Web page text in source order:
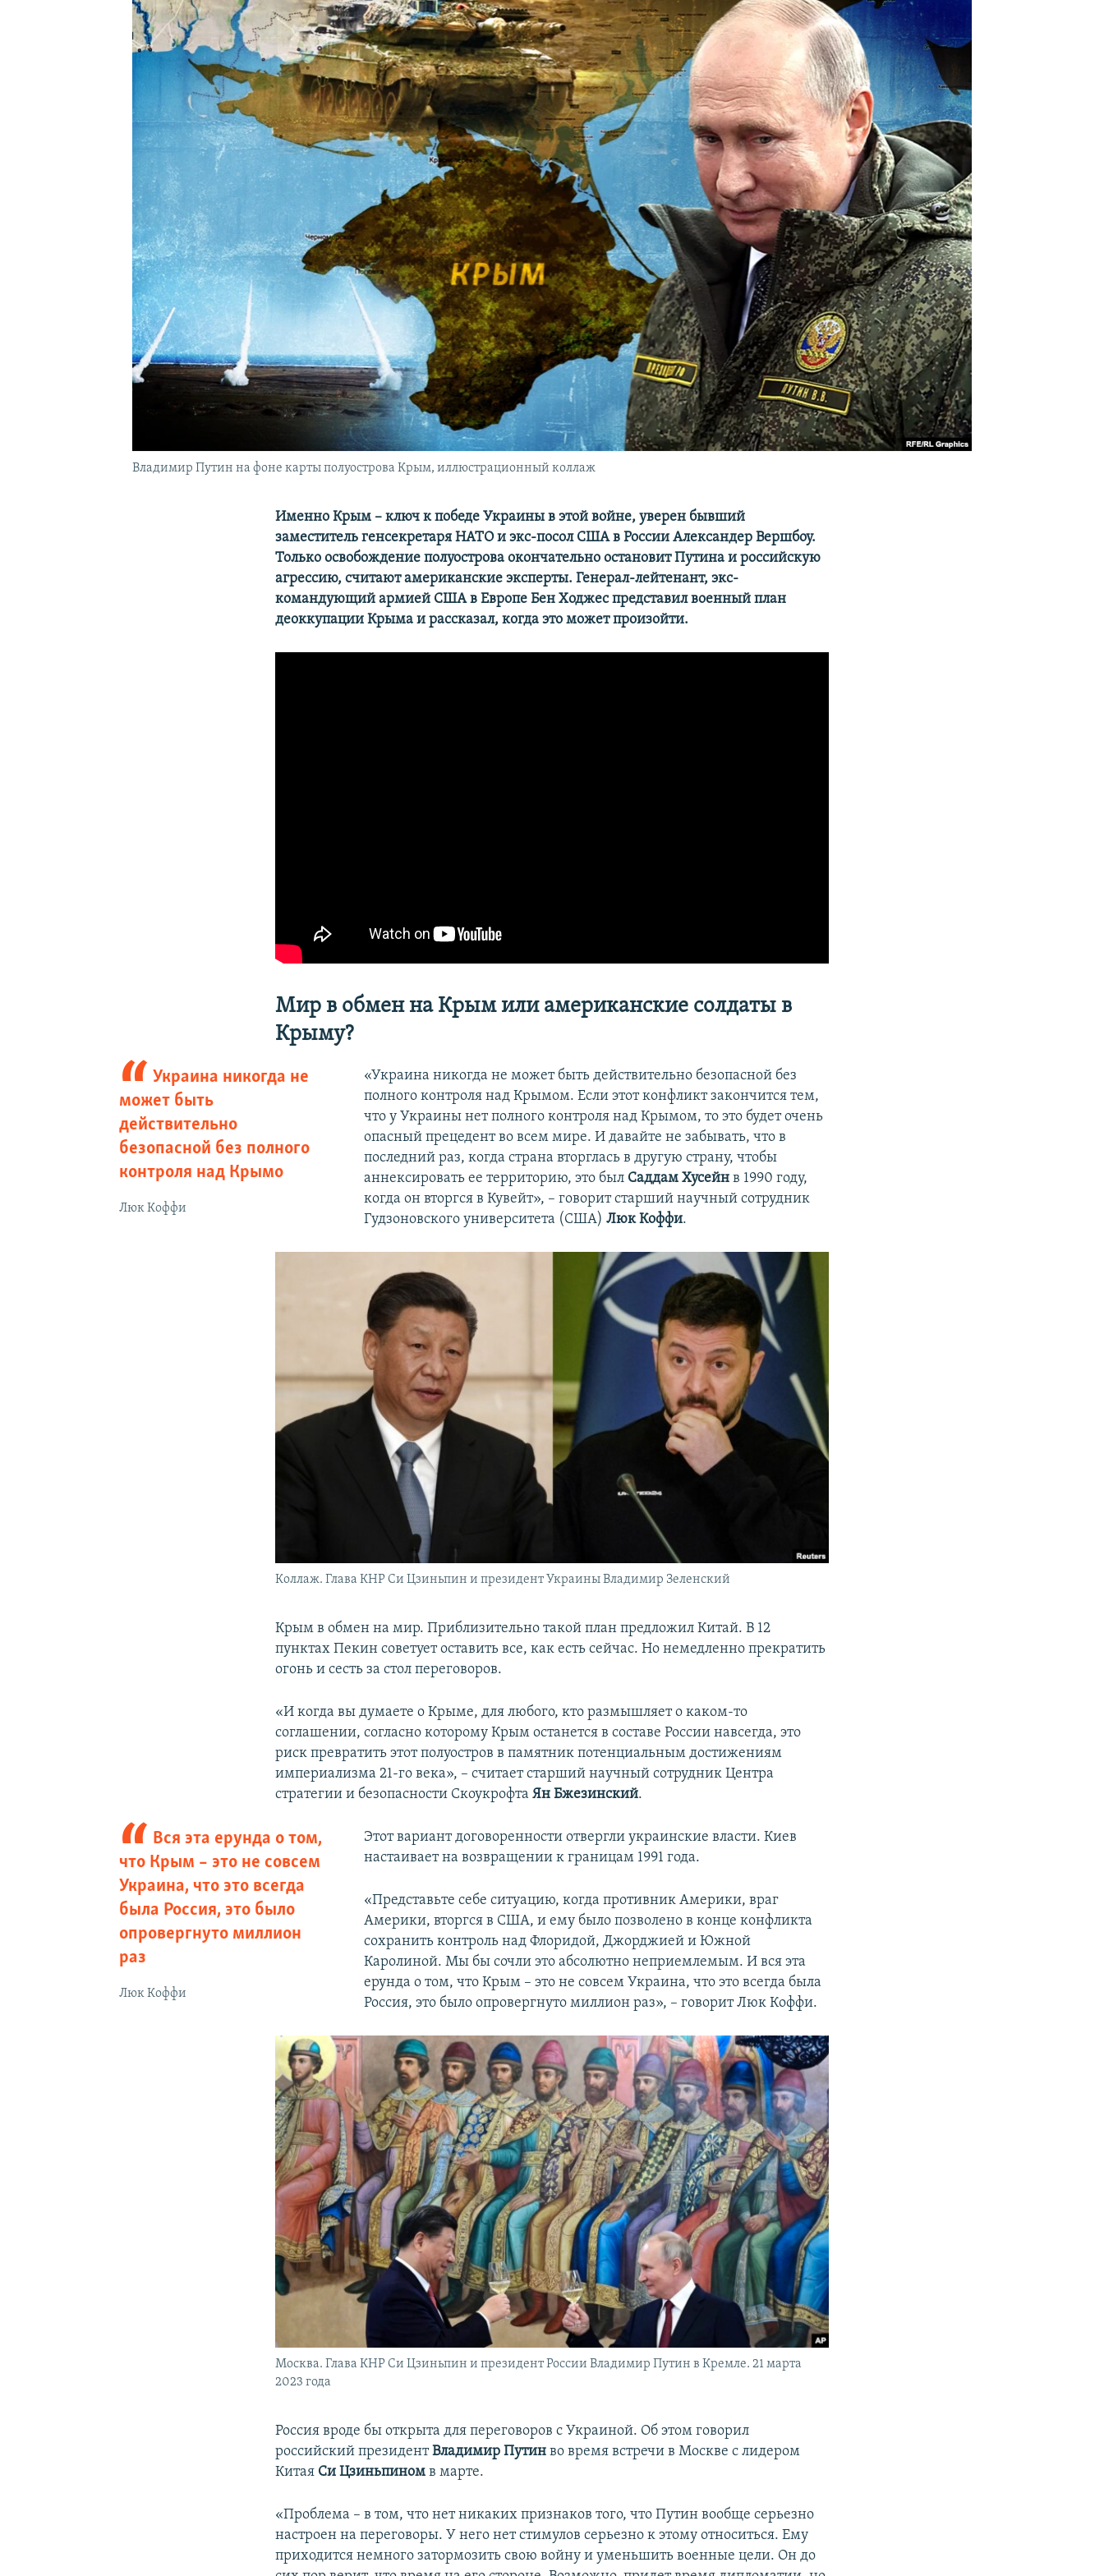
КРЫМ.НЕПОКОРЕННЫЙ
Владимир Путин на фоне карты полуострова Крым, иллюстрационный коллаж
Именно Крым – ключ к победе Украины в этой войне, уверен бывший
заместитель генсекретаря НАТО и экс-посол США в России Александер Вершбоу.
Только освобождение полуострова окончательно остановит Путина и российскую
агрессию, считают американские эксперты. Генерал-лейтенант, экс-
командующий армией США в Европе Бен Ходжес представил военный план
деоккупации Крыма и рассказал, когда это может произойти.
Мир в обмен на Крым или американские солдаты в
Крыму?
Украина никогда не
может быть
действительно
безопасной без полного
контроля над Крымо
Люк Коффи
«Украина никогда не может быть действительно безопасной без
полного контроля над Крымом. Если этот конфликт закончится тем,
что у Украины нет полного контроля над Крымом, то это будет очень
опасный прецедент во всем мире. И давайте не забывать, что в
последний раз, когда страна вторглась в другую страну, чтобы
аннексировать ее территорию, это был Саддам Хусейн в 1990 году,
когда он вторгся в Кувейт», – говорит старший научный сотрудник
Гудзоновского университета (США) Люк Коффи.
Коллаж. Глава КНР Си Цзиньпин и президент Украины Владимир Зеленский
Крым в обмен на мир. Приблизительно такой план предложил Китай. В 12
пунктах Пекин советует оставить все, как есть сейчас. Но немедленно прекратить
огонь и сесть за стол переговоров.
«И когда вы думаете о Крыме, для любого, кто размышляет о каком-то
соглашении, согласно которому Крым останется в составе России навсегда, это
риск превратить этот полуостров в памятник потенциальным достижениям
империализма 21-го века», – считает старший научный сотрудник Центра
стратегии и безопасности СкоукрофтаЯн Бжезинский.
Вся эта ерунда о том,
что Крым – это не совсем
Украина, что это всегда
была Россия, это было
опровергнуто миллион
раз
Люк Коффи
Этот вариант договоренности отвергли украинские власти. Киев
настаивает на возвращении к границам 1991 года.
«Представьте себе ситуацию, когда противник Америки, враг
Америки, вторгся в США, и ему было позволено в конце конфликта
сохранить контроль над Флоридой, Джорджией и Южной
Каролиной. Мы бы сочли это абсолютно неприемлемым. И вся эта
ерунда о том, что Крым – это не совсем Украина, что это всегда была
Россия, это было опровергнуто миллион раз», – говорит Люк Коффи.
Москва. Глава КНР Си Цзиньпин и президент России Владимир Путин в Кремле. 21 марта
2023 года
Россия вроде бы открыта для переговоров с Украиной. Об этом говорил
российский президентВладимир Путинво время встречи в Москве с лидером
Китая Си Цзиньпином в марте.
«Проблема – в том, что нет никаких признаков того, что Путин вообще серьезно
настроен на переговоры. У него нет стимулов серьезно к этому относиться. Ему
приходится немного затормозить свою войну и уменьшить военные цели. Он до